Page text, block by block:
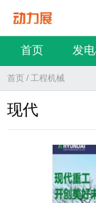
动力展
首页 发
首页 / 工程机械
现代